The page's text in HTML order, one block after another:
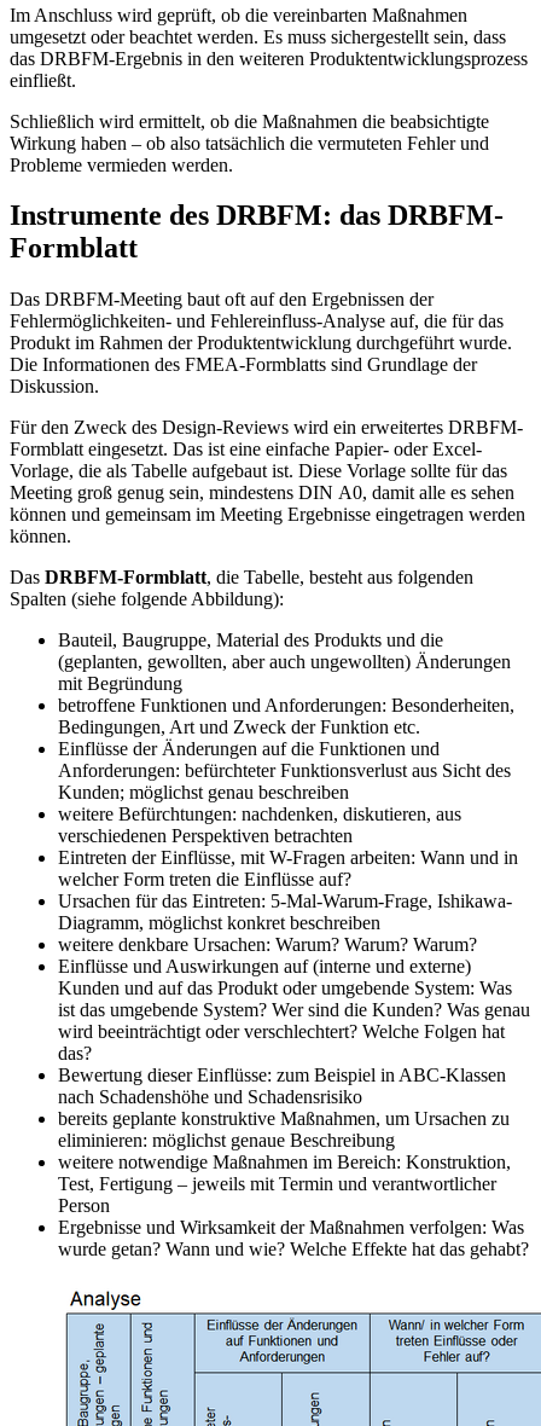
Im Anschluss wird geprüft, ob die vereinbarten Maßnahmen
umgesetzt oder beachtet werden. Es muss sichergestellt sein, dass
das DRBFM-Ergebnis in den weiteren Produktentwicklungsprozess
einfließt.
Schließlich wird ermittelt, ob die Maßnahmen die beabsichtigte
Wirkung haben – ob also tatsächlich die vermuteten Fehler und
Probleme vermieden werden.
Instrumente des DRBFM: das DRBFM-
Formblatt
Das DRBFM-Meeting baut oft auf den Ergebnissen der
Fehlermöglichkeiten- und Fehlereinfluss-Analyse auf, die für das
Produkt im Rahmen der Produktentwicklung durchgeführt wurde.
Die Informationen des FMEA-Formblatts sind Grundlage der
Diskussion.
Für den Zweck des Design-Reviews wird ein erweitertes DRBFM-
Formblatt eingesetzt. Das ist eine einfache Papier- oder Excel-
Vorlage, die als Tabelle aufgebaut ist. Diese Vorlage sollte für das
Meeting groß genug sein, mindestens DIN A0, damit alle es sehen
können und gemeinsam im Meeting Ergebnisse eingetragen werden
können.
Das DRBFM-Formblatt, die Tabelle, besteht aus folgenden
Spalten (siehe folgende Abbildung):
Bauteil, Baugruppe, Material des Produkts und die
(geplanten, gewollten, aber auch ungewollten) Änderungen
mit Begründung
betroffene Funktionen und Anforderungen: Besonderheiten,
Bedingungen, Art und Zweck der Funktion etc.
Einflüsse der Änderungen auf die Funktionen und
Anforderungen: befürchteter Funktionsverlust aus Sicht des
Kunden; möglichst genau beschreiben
weitere Befürchtungen: nachdenken, diskutieren, aus
verschiedenen Perspektiven betrachten
Eintreten der Einflüsse, mit W-Fragen arbeiten: Wann und in
welcher Form treten die Einflüsse auf?
Ursachen für das Eintreten: 5-Mal-Warum-Frage, Ishikawa-
Diagramm, möglichst konkret beschreiben
weitere denkbare Ursachen: Warum? Warum? Warum?
Einflüsse und Auswirkungen auf (interne und externe)
Kunden und auf das Produkt oder umgebende System: Was
ist das umgebende System? Wer sind die Kunden? Was genau
wird beeinträchtigt oder verschlechtert? Welche Folgen hat
das?
Bewertung dieser Einflüsse: zum Beispiel in ABC-Klassen
nach Schadenshöhe und Schadensrisiko
bereits geplante konstruktive Maßnahmen, um Ursachen zu
eliminieren: möglichst genaue Beschreibung
weitere notwendige Maßnahmen im Bereich: Konstruktion,
Test, Fertigung – jeweils mit Termin und verantwortlicher
Person
Ergebnisse und Wirksamkeit der Maßnahmen verfolgen: Was
wurde getan? Wann und wie? Welche Effekte hat das gehabt?